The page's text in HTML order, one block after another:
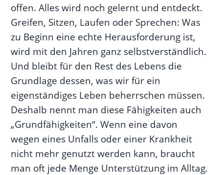
offen. Alles wird noch gelernt und entdeckt.
Greifen, Sitzen, Laufen oder Sprechen: Was
zu Beginn eine echte Herausforderung ist,
wird mit den Jahren ganz selbstverständlich.
Und bleibt für den Rest des Lebens die
Grundlage dessen, was wir für ein
eigenständiges Leben beherrschen müssen.
Deshalb nennt man diese Fähigkeiten auch
„Grundfähigkeiten“. Wenn eine davon
wegen eines Unfalls oder einer Krankheit
nicht mehr genutzt werden kann, braucht
man oft jede Menge Unterstützung im Alltag.